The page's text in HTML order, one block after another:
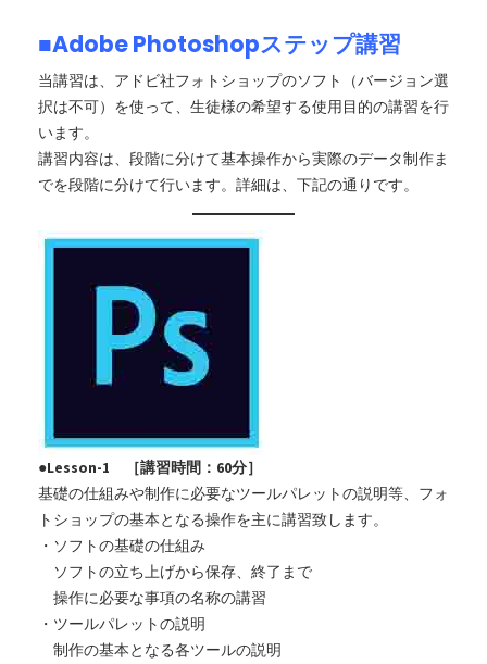
■Adobe Photoshopステップ講習
当講習は、アドビ社フォトショップのソフト（バージョン選
択は不可）を使って、生徒様の希望する使用目的の講習を行
います。
講習内容は、段階に分けて基本操作から実際のデータ制作ま
でを段階に分けて行います。詳細は、下記の通りです。
●Lesson-1 ［講習時間：60分］
基礎の仕組みや制作に必要なツールパレットの説明等、フォ
トショップの基本となる操作を主に講習致します。
・ソフトの基礎の仕組み
ソフトの立ち上げから保存、終了まで
操作に必要な事項の名称の講習
・ツールパレットの説明
制作の基本となる各ツールの説明